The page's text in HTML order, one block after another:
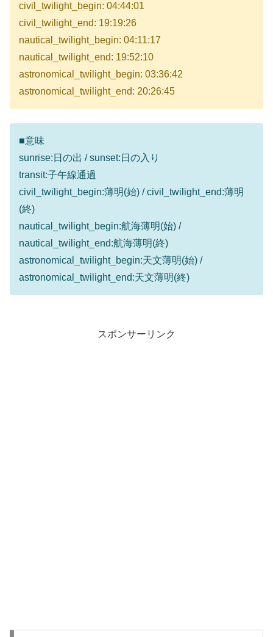
civil_twilight_begin: 04:44:01
civil_twilight_end: 19:19:26
nautical_twilight_begin: 04:11:17
nautical_twilight_end: 19:52:10
astronomical_twilight_begin: 03:36:42
astronomical_twilight_end: 20:26:45
■意味
sunrise:日の出 / sunset:日の入り
transit:子午線通過
civil_twilight_begin:薄明(始) / civil_twilight_end:薄明
(終)
nautical_twilight_begin:航海薄明(始) /
nautical_twilight_end:航海薄明(終)
astronomical_twilight_begin:天文薄明(始) /
astronomical_twilight_end:天文薄明(終)
スポンサーリンク